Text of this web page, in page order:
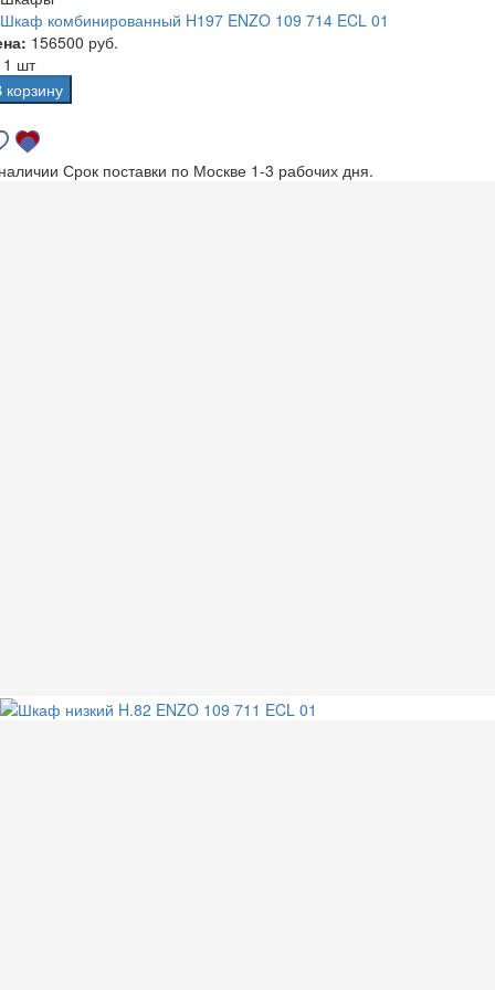
Шкаф комбинированный H197 ENZO 109 714 ECL 01
156500 руб.
1 шт
корзину
Срок поставки по Москве 1-3 рабочих дня.